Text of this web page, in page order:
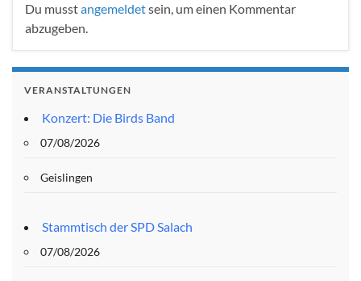
Du musstangemeldetsein, um einen Kommentar
abzugeben.
VERANSTALTUNGEN
Konzert: Die Birds Band
07/08/2026
Geislingen
Stammtisch der SPD Salach
07/08/2026